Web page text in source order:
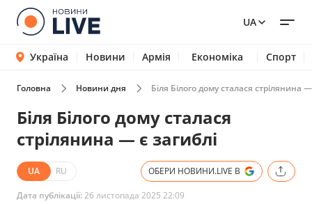
UA
Україна Новини Армія Економіка Спорт
Головна Новини дня Біля Білого дому сталася стрілянина —
Біля Білого дому сталася
стрілянина — є загиблі
UA RU ОБЕРИ НОВИНИ.LIVE В
Дата публікації:26 листопада 2025 22:09